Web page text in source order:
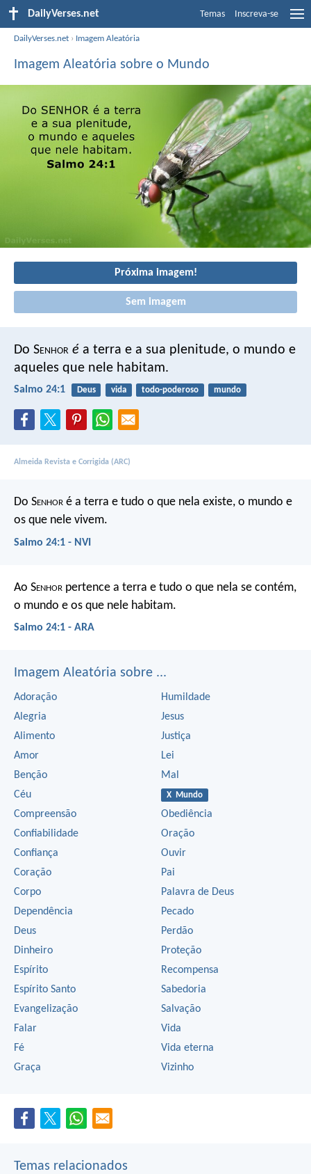
DailyVerses.net Temas Inscreva-se
DailyVerses.net › Imagem Aleatória
Imagem Aleatória sobre o Mundo
Próxima imagem!
Sem imagem
Do Senhor é a terra e a sua plenitude, o mundo e
aqueles que nele habitam.
Salmo 24:1 Deus vida todo-poderoso mundo
Almeida Revista e Corrigida (ARC)
Do Senhor é a terra e tudo o que nela existe, o mundo e
os que nele vivem.
Salmo 24:1 - NVI
Ao Senhor pertence a terra e tudo o que nela se contém,
o mundo e os que nele habitam.
Salmo 24:1 - ARA
Imagem Aleatória sobre ...
Adoração
Alegria
Alimento
Amor
Benção
Céu
Compreensão
Confiabilidade
Confiança
Coração
Corpo
Dependência
Deus
Dinheiro
Espírito
Espírito Santo
Evangelização
Falar
Fé
Graça
Humildade
Jesus
Justiça
Lei
Mal
X Mundo
Obediência
Oração
Ouvir
Pai
Palavra de Deus
Pecado
Perdão
Proteção
Recompensa
Sabedoria
Salvação
Vida
Vida eterna
Vizinho
Temas relacionados